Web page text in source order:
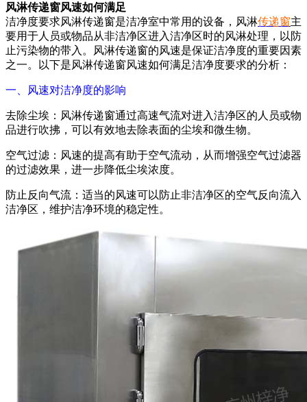
风淋传递窗风速如何满足
洁净度要求风淋传递窗是洁净室中常用的设备，风淋传递窗主
要用于人员或物品从非洁净区进入洁净区时的风淋处理，以防
止污染物的带入。风淋传递窗的风速是保证洁净度的重要因素
之一。以下是风淋传递窗风速如何满足洁净度要求的分析：
一、风速对洁净度的影响
去除尘埃：风淋传递窗通过高速气流对进入洁净区的人员或物
品进行吹拂，可以有效地去除表面的尘埃和微生物。
空气过滤：风速的提高有助于空气流动，从而增强空气过滤器
的过滤效果，进一步降低尘埃浓度。
防止反向气流：适当的风速可以防止非洁净区的空气反向流入
洁净区，维护洁净环境的稳定性。